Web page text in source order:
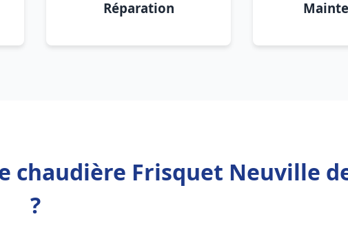
Réparation
chaudière Frisquet Neuville
?